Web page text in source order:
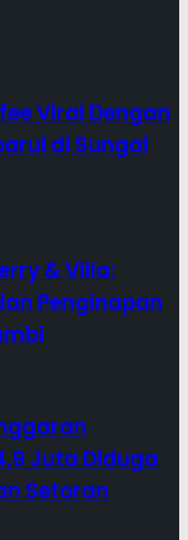
Viral Dengan
di Sungai
& Villa:
Penginapan
Juta Diduga
Setoran